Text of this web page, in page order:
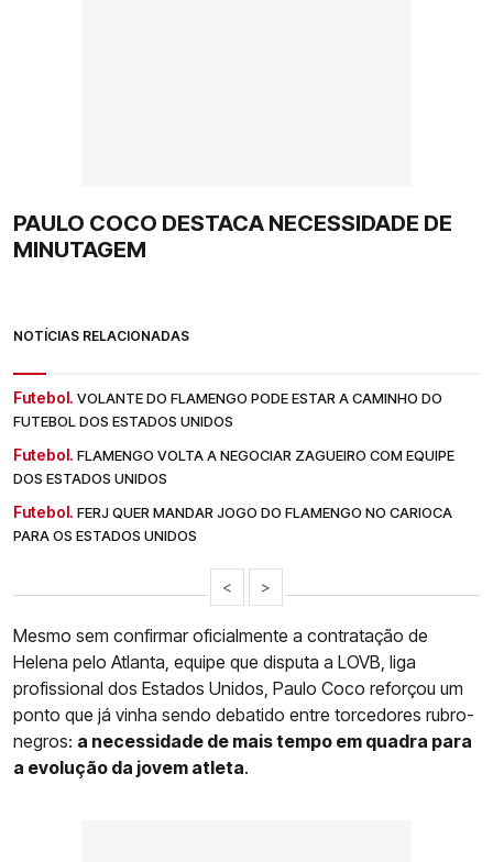
PAULO COCO DESTACA NECESSIDADE DE
MINUTAGEM
NOTÍCIAS RELACIONADAS
Futebol. VOLANTE DO FLAMENGO PODE ESTAR A CAMINHO DO
FUTEBOL DOS ESTADOS UNIDOS
Futebol. FLAMENGO VOLTA A NEGOCIAR ZAGUEIRO COM EQUIPE
DOS ESTADOS UNIDOS
Futebol. FERJ QUER MANDAR JOGO DO FLAMENGO NO CARIOCA
PARA OS ESTADOS UNIDOS
< >
Mesmo sem confirmar oficialmente a contratação de
Helena pelo Atlanta, equipe que disputa a LOVB, liga
profissional dos Estados Unidos, Paulo Coco reforçou um
ponto que já vinha sendo debatido entre torcedores rubro-
negros: a necessidade de mais tempo em quadra para
a evolução da jovem atleta.